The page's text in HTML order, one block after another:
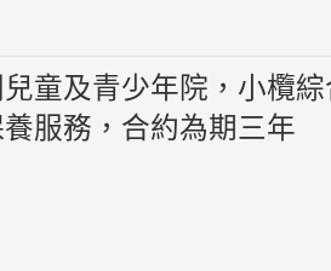
童及青少年院，小欖
服務，合約為期三年